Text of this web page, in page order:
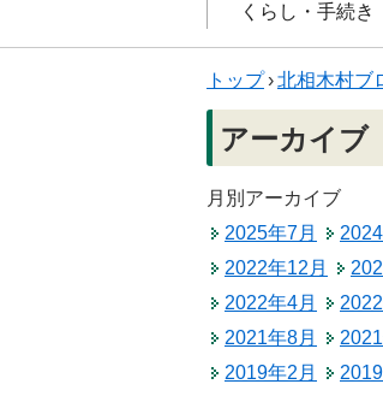
くらし・手続き
登録
防災情報
年金・保険
税金
ごみ・リサイクル
北相木村営バス
トップ›北相木村ブ
アーカイブ
月別アーカイブ
2025年7月
2022年12月
2022年4月
2021年8月
2019年2月